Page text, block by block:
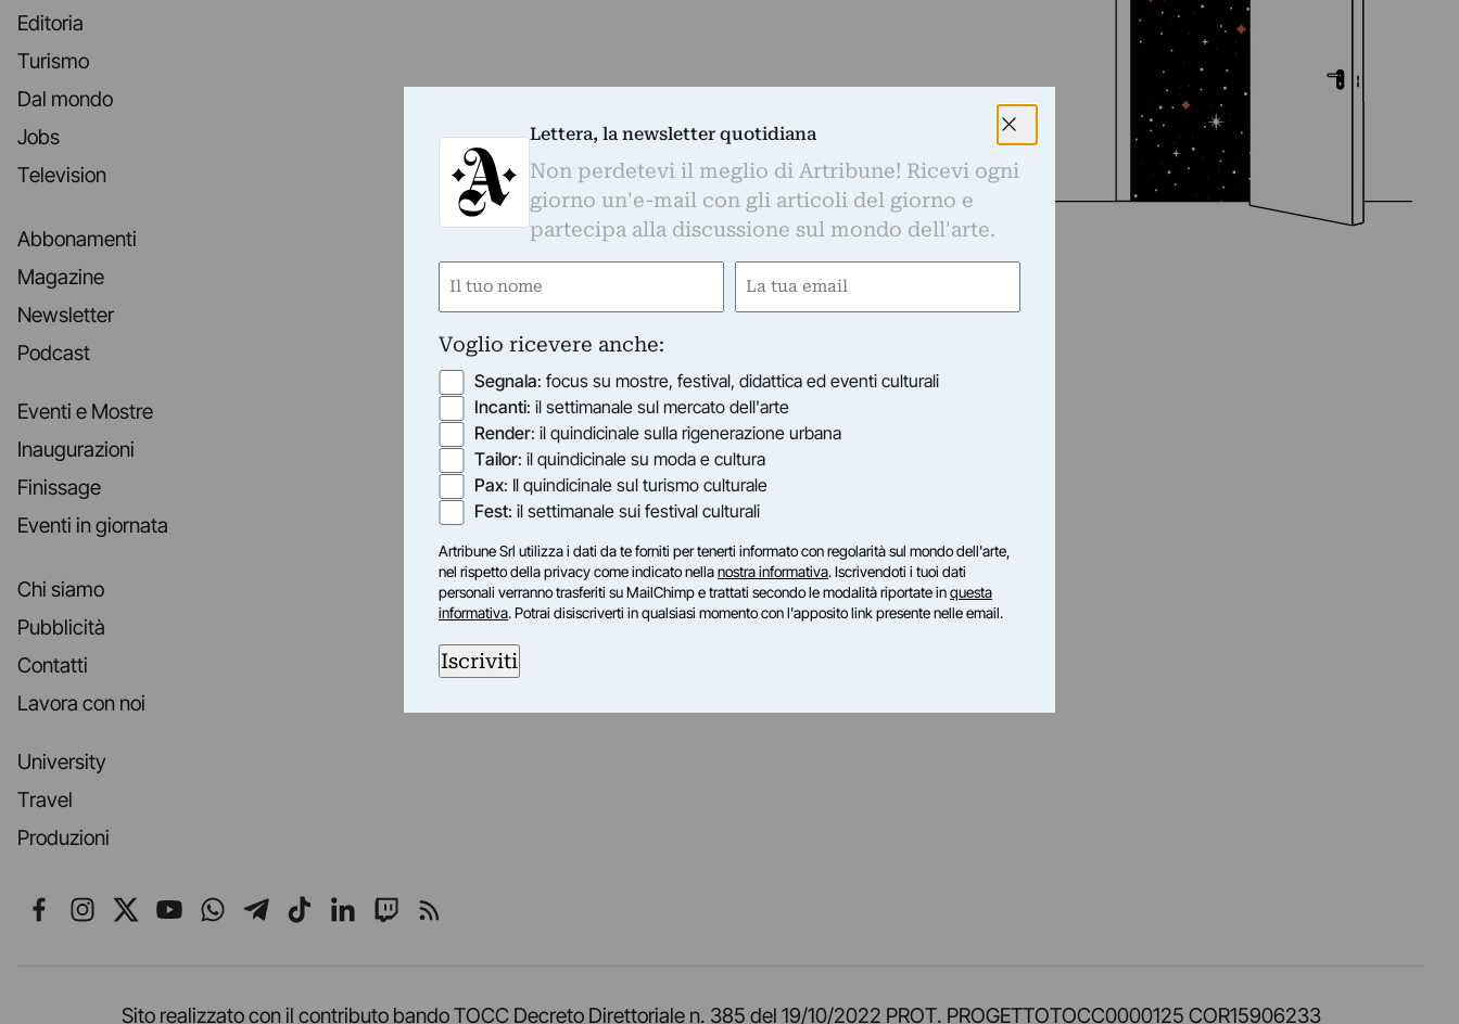
Editoria
Turismo
Dal mondo
Jobs
Television
Abbonamenti
Magazine
Newsletter
Podcast
Eventi e Mostre
Inaugurazioni
Finissage
Eventi in giornata
Chi siamo
Pubblicità
Contatti
Lavora con noi
University
Travel
Produzioni
Seguici su Facebook
Seguici su Instagram
Seguici su X
Seguici su YouTube
Seguici su WhatsApp
Seguici su Telegram
Seguici su TikTok
Seguici su LinkedIn
Seguici su Twitch
Seguici su Rss
Sito realizzato con il contributo bando TOCC Decreto Direttoriale n. 385 del 19/10/2022 PROT. PROGETTOTOCC0000125 COR15906233
Lettera, la newsletter quotidiana
Non perdetevi il meglio di Artribune! Ricevi ogni
giorno un'e-mail con gli articoli del giorno e
partecipa alla discussione sul mondo dell'arte.
Nome
Email
Voglio ricevere anche:
Segnala: focus su mostre, festival, didattica ed eventi culturali
Incanti: il settimanale sul mercato dell'arte
Render: il quindicinale sulla rigenerazione urbana
Tailor: il quindicinale su moda e cultura
Pax: Il quindicinale sul turismo culturale
Fest: il settimanale sui festival culturali
Artribune Srl utilizza i dati da te forniti per tenerti informato con regolarità sul mondo dell'arte,
nel rispetto della privacy come indicato nellanostra informativa. Iscrivendoti i tuoi dati
personali verranno trasferiti su MailChimp e trattati secondo le modalità riportate inquesta
informativa. Potrai disiscriverti in qualsiasi momento con l'apposito link presente nelle email.
Iscriviti